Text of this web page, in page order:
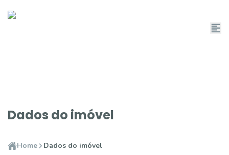
Dados do imóvel
Home Dados do imóvel